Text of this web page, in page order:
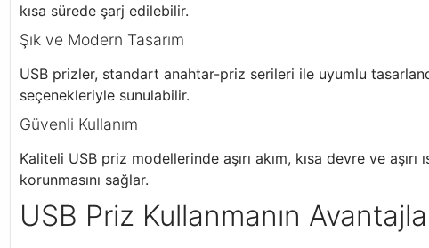
kısa sürede şarj edilebilir.
Şık ve Modern Tasarım
USB prizler, standart anahtar-priz serileri ile uyumlu
seçenekleriyle sunulabilir.
Güvenli Kullanım
Kaliteli USB priz modellerinde aşırı akım, kısa devre ve
korunmasını sağlar.
USB Priz Kullanmanın